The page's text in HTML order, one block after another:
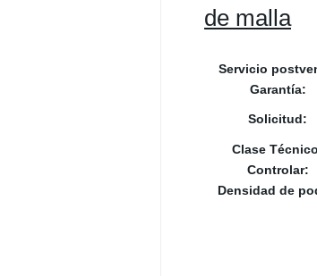
de malla
Servicio
Garantía:
Solicitud:
Clase
Controlar:
Densidad de